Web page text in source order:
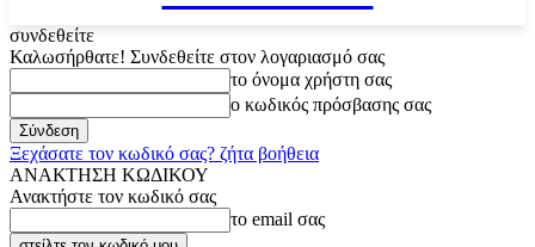
συνδεθείτε
Καλωσήρθατε! Συνδεθείτε στον λογαριασμό σας
το όνομα χρήστη σας
ο κωδικός πρόσβασης σας
Ξεχάσατε τον κωδικό σας? ζήτα βοήθεια
ΑΝΑΚΤΗΣΗ ΚΩΔΙΚΟΥ
Ανακτήστε τον κωδικό σας
το email σας